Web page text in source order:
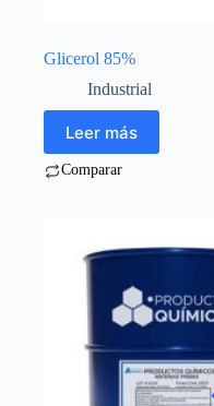
Glicerol 85%
Industrial
Leer más
Comparar